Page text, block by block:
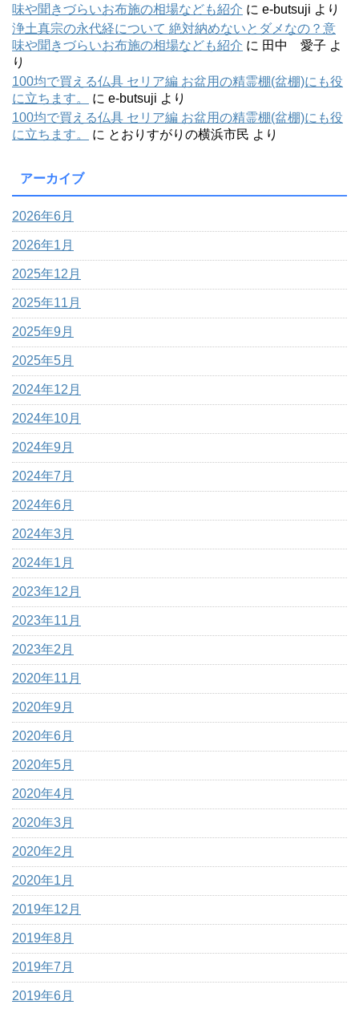
味や聞きづらいお布施の相場なども紹介 に e-butsuji より
浄土真宗の永代経について 絶対納めないとダメなの？意
味や聞きづらいお布施の相場なども紹介 に 田中 愛子 よ
り
100均で買える仏具 セリア編 お盆用の精霊棚(盆棚)にも役
に立ちます。
に e-butsuji より
100均で買える仏具 セリア編 お盆用の精霊棚(盆棚)にも役
に立ちます。
に とおりすがりの横浜市民 より
アーカイブ
2026年6月
2026年1月
2025年12月
2025年11月
2025年9月
2025年5月
2024年12月
2024年10月
2024年9月
2024年7月
2024年6月
2024年3月
2024年1月
2023年12月
2023年11月
2023年2月
2020年11月
2020年9月
2020年6月
2020年5月
2020年4月
2020年3月
2020年2月
2020年1月
2019年12月
2019年8月
2019年7月
2019年6月